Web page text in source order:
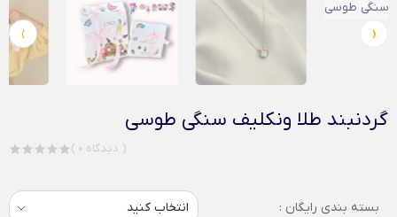
‹
›
گردنبند طلا ونکلیف سنگی طوسی
( 0 دیدگاه )
بسته بندی رایگان :